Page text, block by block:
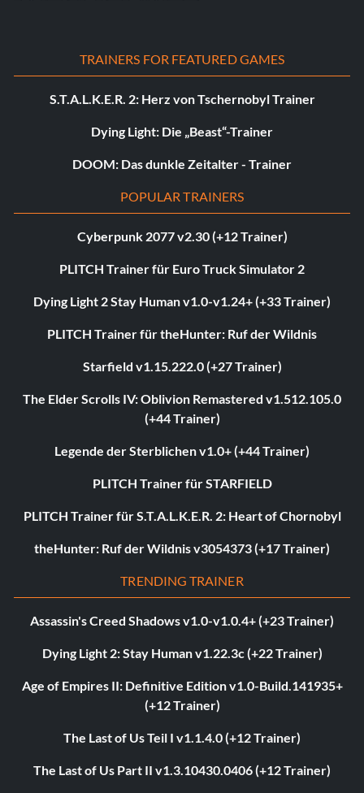
TRAINERS FOR FEATURED GAMES
S.T.A.L.K.E.R. 2: Herz von Tschernobyl Trainer
Dying Light: Die „Beast“-Trainer
DOOM: Das dunkle Zeitalter - Trainer
POPULAR TRAINERS
Cyberpunk 2077 v2.30 (+12 Trainer)
PLITCH Trainer für Euro Truck Simulator 2
Dying Light 2 Stay Human v1.0-v1.24+ (+33 Trainer)
PLITCH Trainer für theHunter: Ruf der Wildnis
Starfield v1.15.222.0 (+27 Trainer)
The Elder Scrolls IV: Oblivion Remastered v1.512.105.0
(+44 Trainer)
Legende der Sterblichen v1.0+ (+44 Trainer)
PLITCH Trainer für STARFIELD
PLITCH Trainer für S.T.A.L.K.E.R. 2: Heart of Chornobyl
theHunter: Ruf der Wildnis v3054373 (+17 Trainer)
TRENDING TRAINER
Assassin's Creed Shadows v1.0-v1.0.4+ (+23 Trainer)
Dying Light 2: Stay Human v1.22.3c (+22 Trainer)
Age of Empires II: Definitive Edition v1.0-Build.141935+
(+12 Trainer)
The Last of Us Teil I v1.1.4.0 (+12 Trainer)
The Last of Us Part II v1.3.10430.0406 (+12 Trainer)